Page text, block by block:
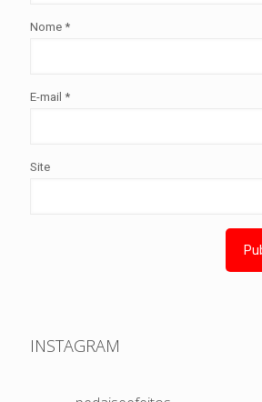
Nome *
E-mail *
Site
INSTAGRAM